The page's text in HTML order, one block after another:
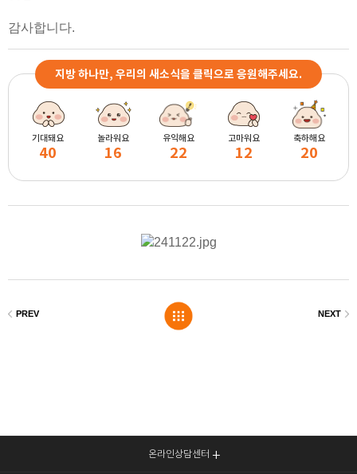
감사합니다.
지방 하나만, 우리의 새소식을 클릭으로 응원해주세요.
기대돼요
40
놀라워요
16
유익해요
22
고마워요
12
축하해요
20
온라인상담센터